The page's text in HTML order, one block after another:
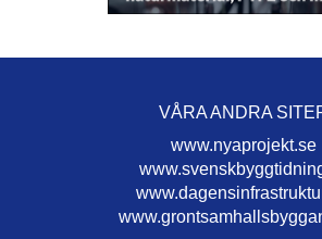
VÅRA ANDRA
www.nyaprojekt.se